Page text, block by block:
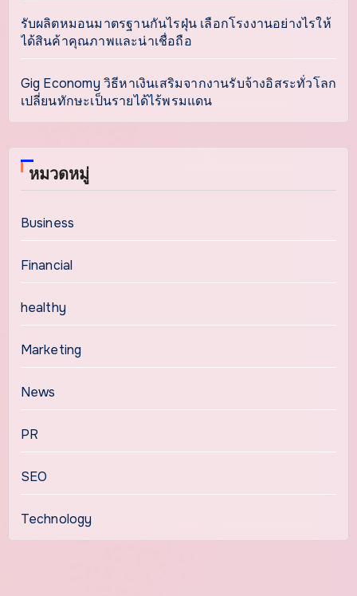
รับผลิตหมอนมาตรฐานกันไรฝุ่น เลือกโรงงานอย่างไรให้
ได้สินค้าคุณภาพและน่าเชื่อถือ
Gig Economy วิธีหาเงินเสริมจากงานรับจ้างอิสระทั่วโลก
เปลี่ยนทักษะเป็นรายได้ไร้พรมแดน
หมวดหมู่
Business
Financial
healthy
Marketing
News
PR
SEO
Technology